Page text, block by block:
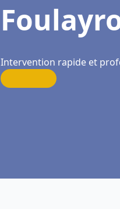
Intervention rapide et